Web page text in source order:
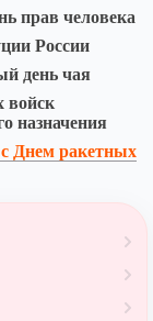
прав человека
России
день чая
войск
назначения
Днем ракетных